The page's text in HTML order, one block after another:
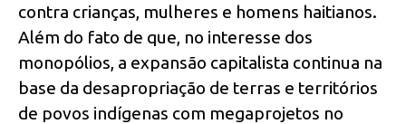
contra crianças, mulheres e homens haitianos.
Além do fato de que, no interesse dos
monopólios, a expansão capitalista continua na
base da desapropriação de terras e territórios
de povos indígenas com megaprojetos no